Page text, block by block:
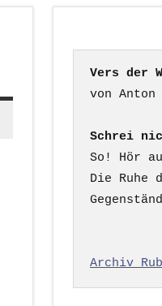
Vers der
Schrei
So! Hör
Die Ruhe
Archiv